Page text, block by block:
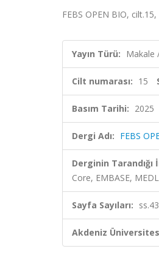
FEBS OPEN BIO,
Yayın Türü: Makale
Cilt numarası: 15
Basım Tarihi: 2025
Dergi Adı: FEBS
Derginin Tarandığı
Core, EMBASE,
Sayfa Sayıları: ss.43
Akdeniz